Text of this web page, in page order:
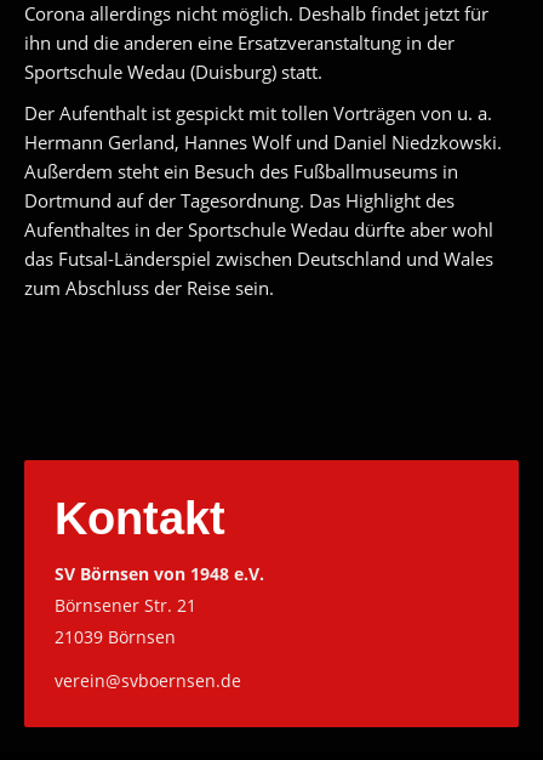
Corona allerdings nicht möglich. Deshalb findet jetzt für
ihn und die anderen eine Ersatzveranstaltung in der
Sportschule Wedau (Duisburg) statt.
Der Aufenthalt ist gespickt mit tollen Vorträgen von u. a.
Hermann Gerland, Hannes Wolf und Daniel Niedzkowski.
Außerdem steht ein Besuch des Fußballmuseums in
Dortmund auf der Tagesordnung. Das Highlight des
Aufenthaltes in der Sportschule Wedau dürfte aber wohl
das Futsal-Länderspiel zwischen Deutschland und Wales
zum Abschluss der Reise sein.
Kontakt
SV Börnsen von 1948 e.V.
Börnsener Str. 21
21039 Börnsen
verein@svboernsen.de